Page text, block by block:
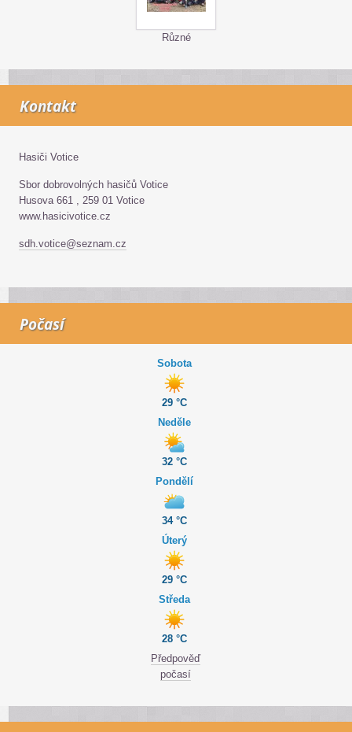
Různé
Kontakt
Hasiči Votice
Sbor dobrovolných hasičů Votice
Husova 661 , 259 01 Votice
www.hasicivotice.cz
sdh.votice@seznam.cz
Počasí
Sobota
29 °C
Neděle
32 °C
Pondělí
34 °C
Úterý
29 °C
Středa
28 °C
Předpověď
počasí